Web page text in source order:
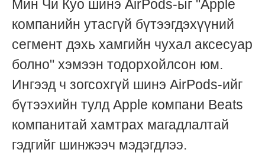
Мин Чи Куо шинэ AirPods-ыг "Apple
компанийн утасгүй бүтээгдэхүүний
сегмент дэхь хамгийн чухал аксесуар
болно" хэмээн тодорхойлсон юм.
Ингээд ч зогсохгүй шинэ AirPods-ийг
бүтээхийн тулд Apple компани Beats
компанитай хамтрах магадлалтай
гэдгийг шинжээч мэдэгдлээ.